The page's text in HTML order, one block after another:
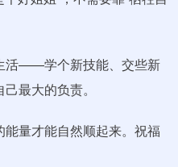
活——学个新技能、交些新
最大的负责。
量才能自然顺起来。祝福